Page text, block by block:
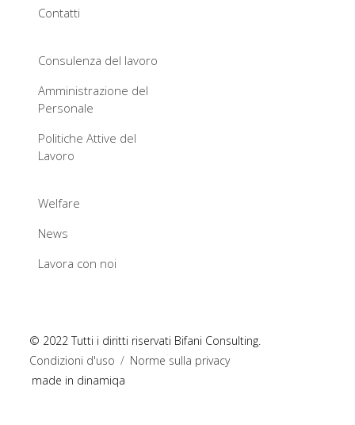
Contatti
Consulenza del lavoro
Amministrazione del
Personale
Politiche Attive del
Lavoro
Welfare
News
Lavora con noi
© 2022 Tutti i diritti riservati Bifani Consulting.
Condizioni d'uso / Norme sulla privacy
made in dinamiqa